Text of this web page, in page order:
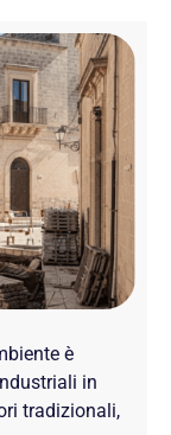
è
in
tradizionali,